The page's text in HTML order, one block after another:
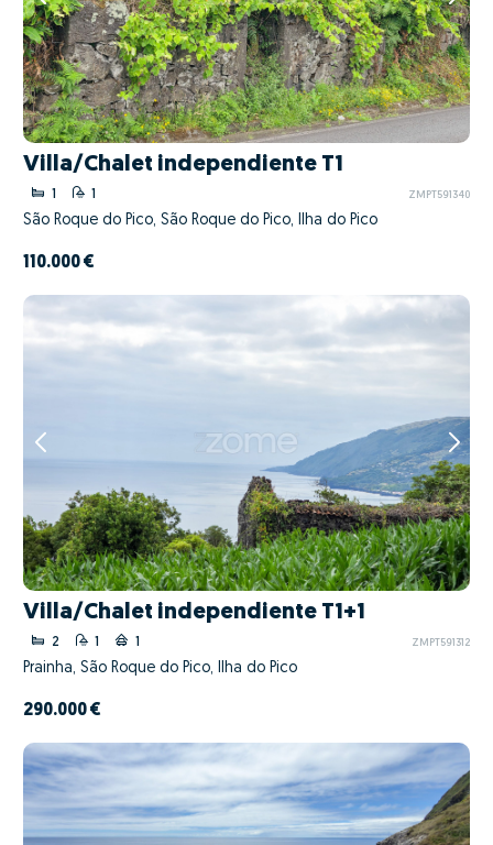
Villa/Chalet independiente T1
1 1 ZMPT591340
São Roque do Pico, São Roque do Pico, Ilha do Pico
110.000 €
Villa/Chalet independiente T1+1
2 1 1 ZMPT591312
Prainha, São Roque do Pico, Ilha do Pico
290.000 €